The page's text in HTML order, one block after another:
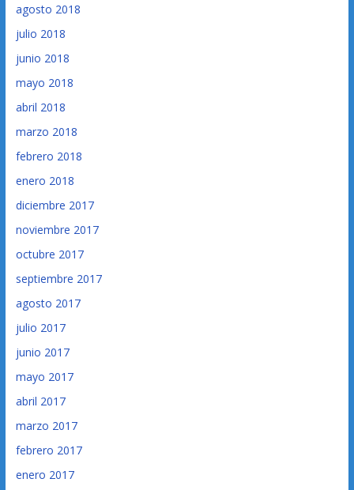
agosto 2018
julio 2018
junio 2018
mayo 2018
abril 2018
marzo 2018
febrero 2018
enero 2018
diciembre 2017
noviembre 2017
octubre 2017
septiembre 2017
agosto 2017
julio 2017
junio 2017
mayo 2017
abril 2017
marzo 2017
febrero 2017
enero 2017